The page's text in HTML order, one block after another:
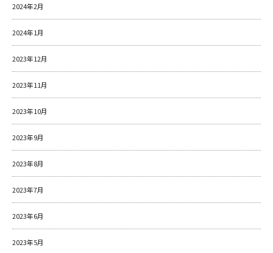
2024年2月
2024年1月
2023年12月
2023年11月
2023年10月
2023年9月
2023年8月
2023年7月
2023年6月
2023年5月